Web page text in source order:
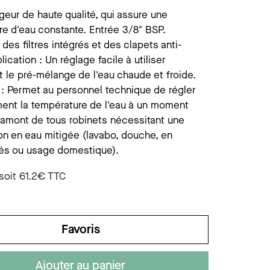
savon mural
savon s/plage
divers
de haute qualité, qui assure une
d'eau constante. Entrée 3/8″ BSP.
des filtres intégrés et des clapets anti-
: Un réglage facile à utiliser
le pré-mélange de l'eau chaude et froide.
Permet au personnel technique de régler
la température de l'eau à un moment
de tous robinets nécessitant une
en eau mitigée (lavabo, douche, en
ou usage domestique).
61.2€ TTC
Favoris
Ajouter au panier